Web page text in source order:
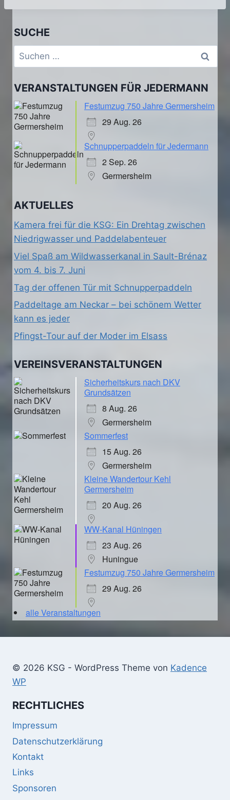
SUCHE
Suchen
nach:
VERANSTALTUNGEN FÜR JEDERMANN
Festumzug 750 Jahre Germersheim
29 Aug. 26
Schnupperpaddeln für Jedermann
2 Sep. 26
Germersheim
AKTUELLES
Kamera frei für die KSG: Ein Drehtag zwischen
Niedrigwasser und Paddelabenteuer
Viel Spaß am Wildwasserkanal in Sault-Brénaz
vom 4. bis 7. Juni
Tag der offenen Tür mit Schnupperpaddeln
Paddeltage am Neckar – bei schönem Wetter
kann es jeder
Pfingst-Tour auf der Moder im Elsass
VEREINSVERANSTALTUNGEN
Sicherheitskurs nach DKV
Grundsätzen
8 Aug. 26
Germersheim
Sommerfest
15 Aug. 26
Germersheim
Kleine Wandertour Kehl
Germersheim
20 Aug. 26
WW-Kanal Hüningen
23 Aug. 26
Huningue
Festumzug 750 Jahre Germersheim
29 Aug. 26
alle Veranstaltungen
© 2026 KSG - WordPress Theme von Kadence
WP
RECHTLICHES
Impressum
Datenschutzerklärung
Kontakt
Links
Sponsoren